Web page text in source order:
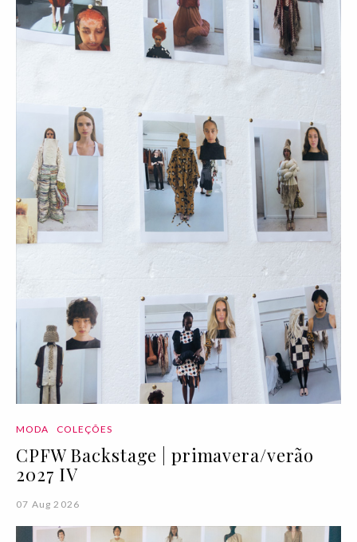
MODA COLEÇÕES
CPFW Backstage | primavera/verão
2027 IV
07 Aug 2026